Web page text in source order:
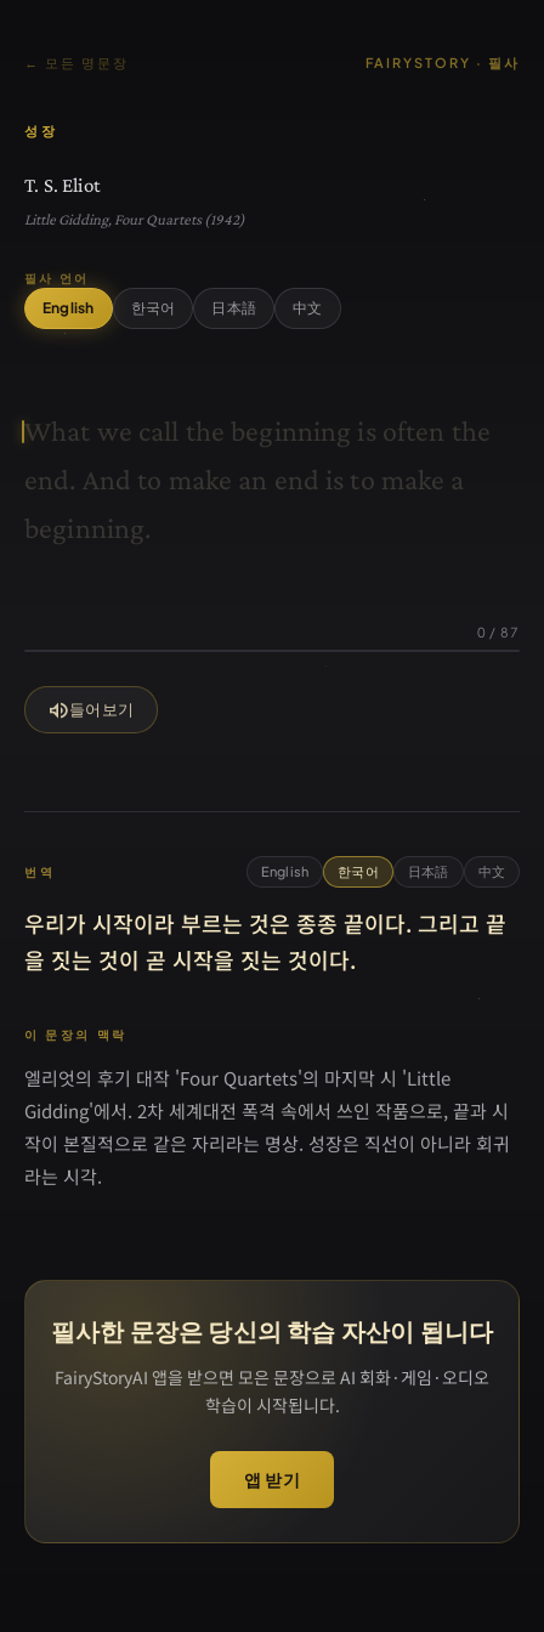
← 모든 명문장 FAIRYSTORY · 필사
성장
T. S. Eliot
Little Gidding, Four Quartets (1942)
필사 언어
English 한국어 日本語 中文
What we call the beginning is often the
end. And to make an end is to make a
beginning.
0 /87
volume_up들어보기
번역 English 한국어 日本語 中文
우리가 시작이라 부르는 것은 종종 끝이다. 그리고 끝
을 짓는 것이 곧 시작을 짓는 것이다.
이 문장의 맥락
엘리엇의 후기 대작 'Four Quartets'의 마지막 시 'Little
Gidding'에서. 2차 세계대전 폭격 속에서 쓰인 작품으로, 끝과 시
작이 본질적으로 같은 자리라는 명상. 성장은 직선이 아니라 회귀
라는 시각.
필사한 문장은 당신의 학습 자산이 됩니다
FairyStoryAI 앱을 받으면 모은 문장으로 AI 회화·게임·오디오
학습이 시작됩니다.
앱 받기